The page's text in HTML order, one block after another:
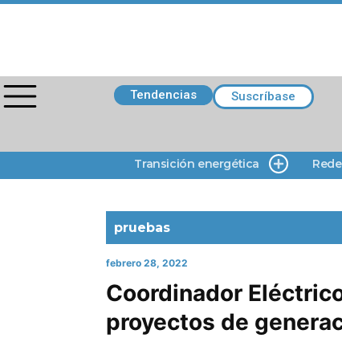
Tendencias Suscríbase
Transición energética
pruebas
febrero 28, 2022
Coordinador
proyectos de